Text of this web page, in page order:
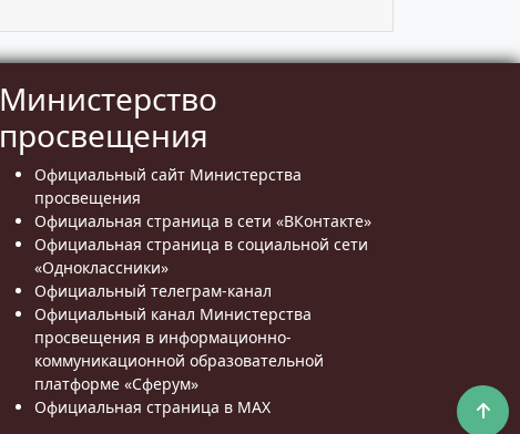
Министерство
просвещения
Официальный сайт Министерства
просвещения
Официальная страница в сети «ВКонтакте»
Официальная страница в социальной сети
«Одноклассники»
Официальный телеграм-канал
Официальный канал Министерства
просвещения в информационно-
коммуникационной образовательной
платформе «Сферум»
Официальная страница в MAX